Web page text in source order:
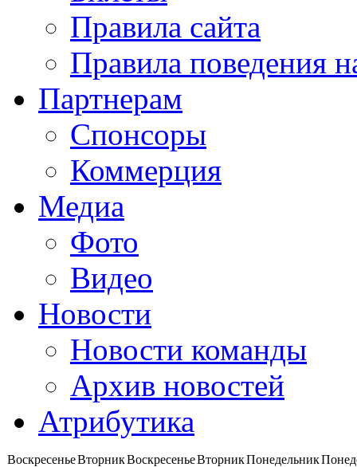
Правила сайта
Правила поведения
Партнерам
Спонсоры
Коммерция
Медиа
Фото
Видео
Новости
Новости команды
Архив новостей
Атрибутика
ВоскресеньеВторникВоскресеньеВторникПонедельник